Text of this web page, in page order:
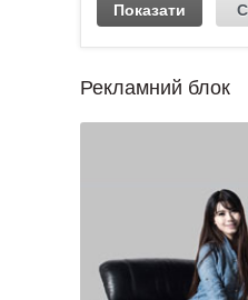
1 2 3 4
Рекламний блок